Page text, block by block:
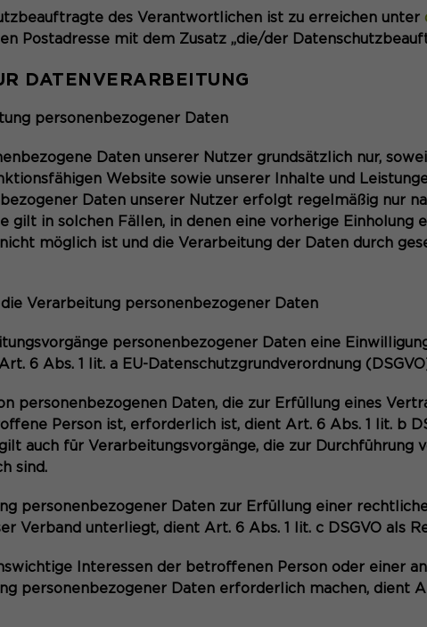
des Verantwortlichen ist zu erreichen unter
Postadresse mit dem Zusatz „die/der
DATENVERARBEITUNG
personenbezogener Daten
Daten unserer Nutzer grundsätzlich nur,
Website sowie unserer Inhalte und
Daten unserer Nutzer erfolgt regelmäßig nur
gilt in solchen Fällen, in denen eine vorherige Einholung
möglich ist und die Verarbeitung der Daten durch
Verarbeitung personenbezogener Daten
personenbezogener Daten eine
6 Abs. 1 lit. a EU-Datenschutzgrundverordnung
personenbezogenen Daten, die zur Erfüllung eines
Person ist, erforderlich ist, dient Art. 6 Abs. 1 lit. b
auch für Verarbeitungsvorgänge, die zur Durchführung
sind.
personenbezogener Daten zur Erfüllung einer
Verband unterliegt, dient Art. 6 Abs. 1 lit. c DSGVO als
Interessen der betroffenen Person oder einer
personenbezogener Daten erforderlich machen, dient
Login für einen geschlossenen Bereich die
"hash-Wert") zum entsprechenden
Name PHPSESSID
Anbieter Session-Cookies
(Formulare).
Name be_typo_user
Anbieter TYPO3
Dieser Cookie teilt der Webseite mit, ob ein
und die Rechte besitzt diese zu verwalten.
Laufzeit 13 Monate
Besuchers.
Name _pk_ses*
Anbieter
Laufzeit 30 Minuten
Name _pk_ref.*
Anbieter Matomo
Laufzeit 6 Monate
Zweck
Anbieter Matomo